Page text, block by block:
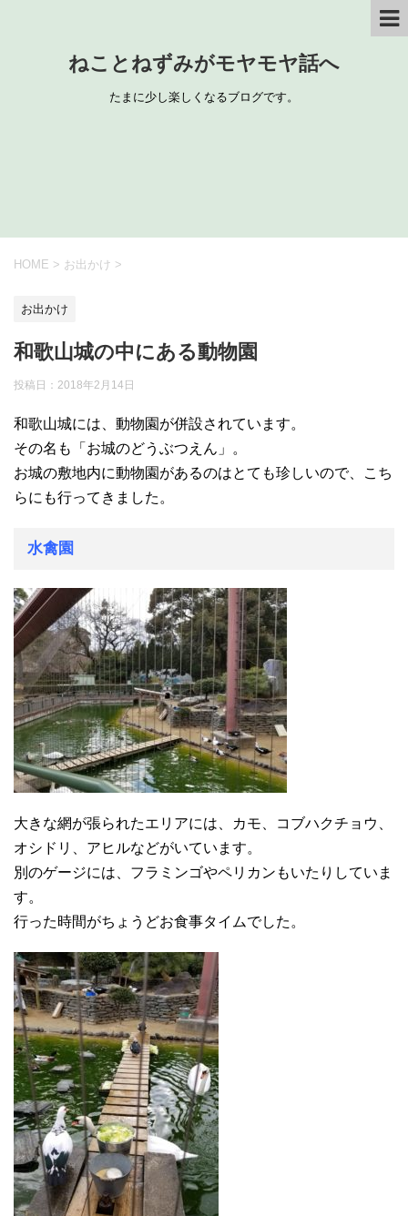
ねことねずみがモヤモヤ話へ
たまに少し楽しくなるブログです。
HOME > お出かけ >
お出かけ
和歌山城の中にある動物園
投稿日： 2018年2月14日
和歌山城には、動物園が併設されています。
その名も「お城のどうぶつえん」。
お城の敷地内に動物園があるのはとても珍しいので、こち
らにも行ってきました。
水禽園
大きな網が張られたエリアには、カモ、コブハクチョウ、
オシドリ、アヒルなどがいています。
別のゲージには、フラミンゴやペリカンもいたりしていま
す。
行った時間がちょうどお食事タイムでした。